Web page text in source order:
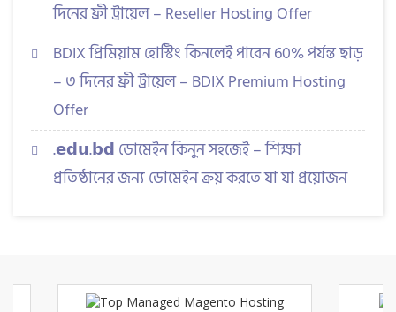
দিনের ফ্রী ট্রায়েল – Reseller Hosting Offer
BDIX প্রিমিয়াম হোস্টিং কিনলেই পাবেন 60% পর্যন্ত ছাড়
– ৩ দিনের ফ্রী ট্রায়েল – BDIX Premium Hosting
Offer
.𝗲𝗱𝘂.𝗯𝗱 ডোমেইন কিনুন সহজেই – শিক্ষা
প্রতিষ্ঠানের জন্য ডোমেইন ক্রয় করতে যা যা প্রয়োজন